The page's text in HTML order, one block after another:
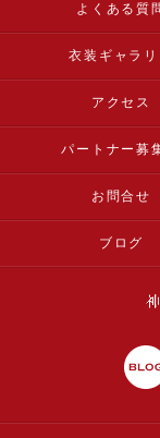
よくある質
衣装ギャラリ
アクセス
パートナー募
お問合せ
ブログ